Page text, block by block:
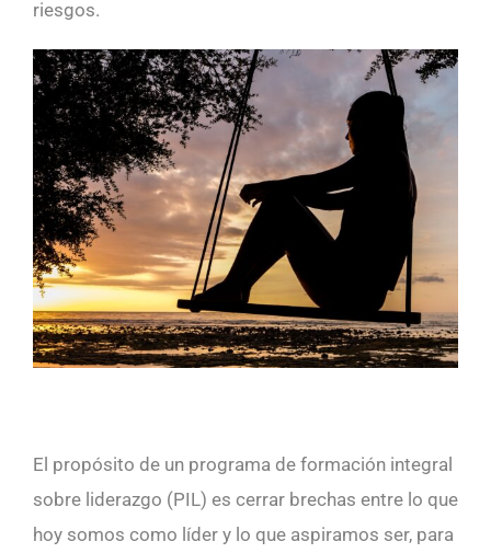
riesgos.
El propósito de un programa de formación integral
sobre liderazgo (PIL) es cerrar brechas entre lo que
hoy somos como líder y lo que aspiramos ser, para